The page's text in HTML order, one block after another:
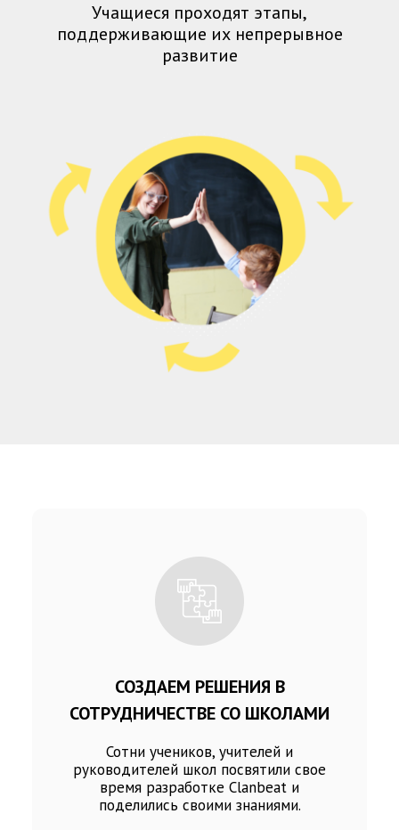
Учащиеся проходят этапы,
поддерживающие их непрерывное
развитие
СОЗДАЕМ РЕШЕНИЯ В
СОТРУДНИЧЕСТВЕ СО ШКОЛАМИ
Сотни учеников, учителей и
руководителей школ посвятили свое
время разработке Clanbeat и
поделились своими знаниями.